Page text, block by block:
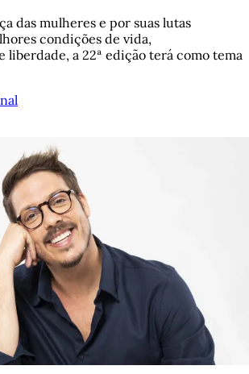
das mulheres e por suas lutas
condições de vida,
a 22ª edição terá como tema